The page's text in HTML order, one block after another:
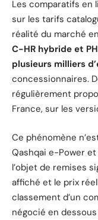
Les comparatifs en
sur les tarifs
réalité du marché
C-HR hybride et
plusieurs milliers
concessionnaires.
régulièrement
France, sur les
Ce phénomène
Qashqai e-Power
l’objet de remises
affiché et le prix
classement d’un
négocié en